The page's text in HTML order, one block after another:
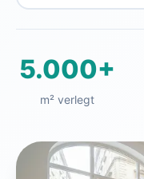
5.000+
m² verlegt